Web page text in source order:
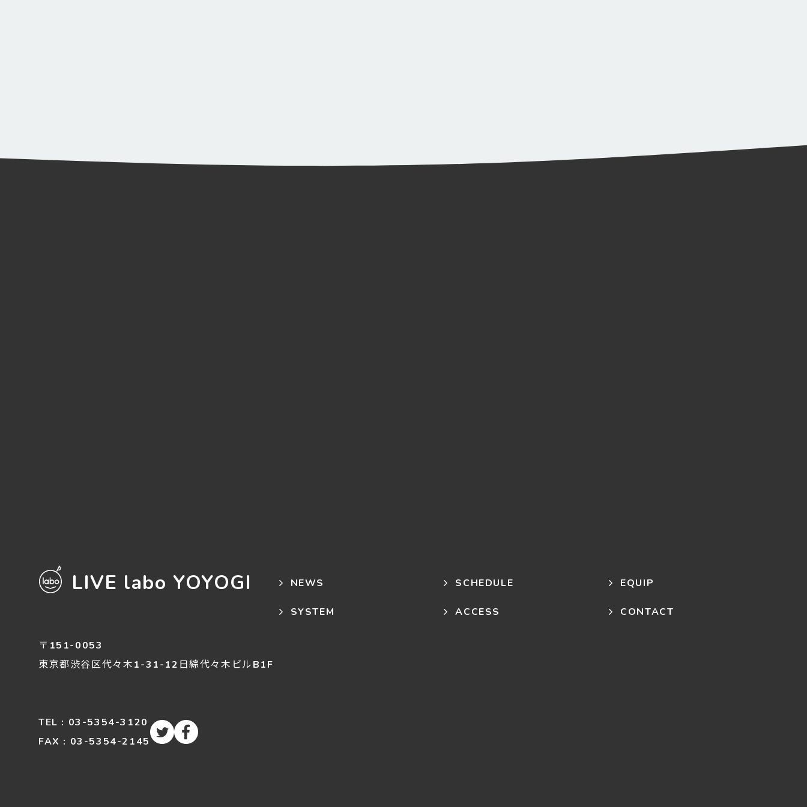
LIVE labo YOYOGI
〒151-0053
東京都渋谷区代々木1-31-12 日綜代々木ビルB1F
TEL : 03-5354-3120
FAX : 03-5354-2145
NEWS SCHEDULE EQUIP
SYSTEM ACCESS CONTACT